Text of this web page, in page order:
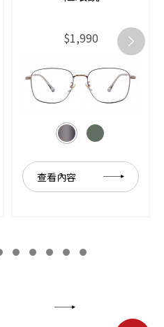
$1,990
查看內容